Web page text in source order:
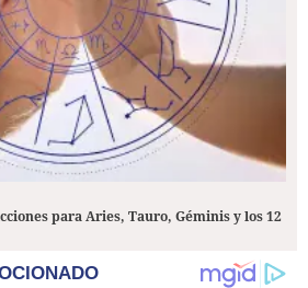
para Aries, Tauro, Géminis y los 12